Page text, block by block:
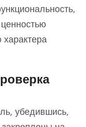
убедившись,